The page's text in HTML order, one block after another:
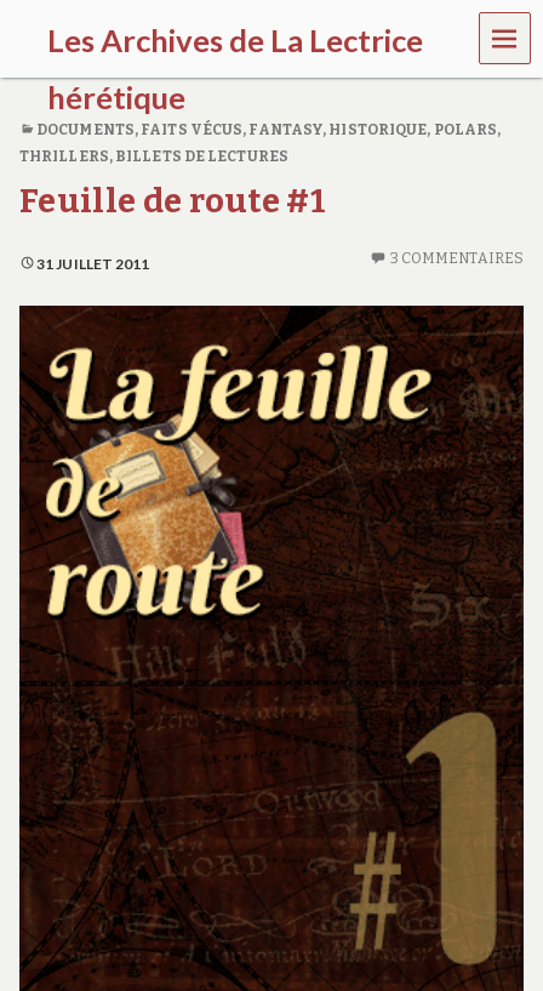
Les Archives de La Lectrice
hérétique
(
2
0
0
-
0
2
)
MEN
U
DOCUMENTS, FAITS VÉCUS, FANTASY, HISTORIQUE, POLARS,
THRILLERS, BILLETS DE LECTURES
Feuille de route #1
31 JUILLET 2011 3 COMMENTAIRES